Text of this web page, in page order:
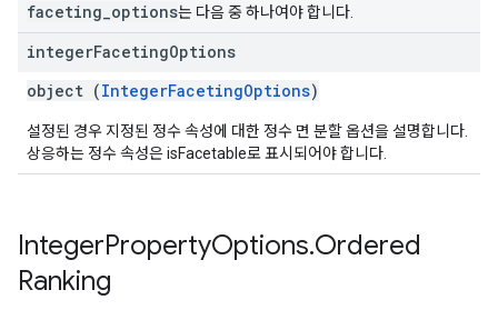
faceting_options는 다음 중 하나여야 합니다.
integerFacetingOptions
object (IntegerFacetingOptions)
설정된 경우 지정된 정수 속성에 대한 정수 면 분할 옵션을 설명합니다.
상응하는 정수 속성은 isFacetable로 표시되어야 합니다.
IntegerPropertyOptions.Ordered
Ranking